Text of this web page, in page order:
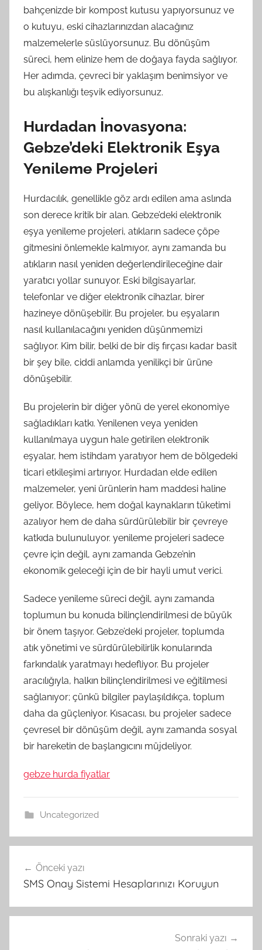
bahçenizde bir kompost kutusu yapıyorsunuz ve
o kutuyu, eski cihazlarınızdan alacağınız
malzemelerle süslüyorsunuz. Bu dönüşüm
süreci, hem elinize hem de doğaya fayda sağlıyor.
Her adımda, çevreci bir yaklaşım benimsiyor ve
bu alışkanlığı teşvik ediyorsunuz.
Hurdadan İnovasyona:
Gebze’deki Elektronik Eşya
Yenileme Projeleri
Hurdacılık, genellikle göz ardı edilen ama aslında
son derece kritik bir alan. Gebze’deki elektronik
eşya yenileme projeleri, atıkların sadece çöpe
gitmesini önlemekle kalmıyor, aynı zamanda bu
atıkların nasıl yeniden değerlendirileceğine dair
yaratıcı yollar sunuyor. Eski bilgisayarlar,
telefonlar ve diğer elektronik cihazlar, birer
hazineye dönüşebilir. Bu projeler, bu eşyaların
nasıl kullanılacağını yeniden düşünmemizi
sağlıyor. Kim bilir, belki de bir diş fırçası kadar basit
bir şey bile, ciddi anlamda yenilikçi bir ürüne
dönüşebilir.
Bu projelerin bir diğer yönü de yerel ekonomiye
sağladıkları katkı. Yenilenen veya yeniden
kullanılmaya uygun hale getirilen elektronik
eşyalar, hem istihdam yaratıyor hem de bölgedeki
ticari etkileşimi artırıyor. Hurdadan elde edilen
malzemeler, yeni ürünlerin ham maddesi haline
geliyor. Böylece, hem doğal kaynakların tüketimi
azalıyor hem de daha sürdürülebilir bir çevreye
katkıda bulunuluyor. yenileme projeleri sadece
çevre için değil, aynı zamanda Gebze’nin
ekonomik geleceği için de bir hayli umut verici.
Sadece yenileme süreci değil, aynı zamanda
toplumun bu konuda bilinçlendirilmesi de büyük
bir önem taşıyor. Gebze’deki projeler, toplumda
atık yönetimi ve sürdürülebilirlik konularında
farkındalık yaratmayı hedefliyor. Bu projeler
aracılığıyla, halkın bilinçlendirilmesi ve eğitilmesi
sağlanıyor; çünkü bilgiler paylaşıldıkça, toplum
daha da güçleniyor. Kısacası, bu projeler sadece
çevresel bir dönüşüm değil, aynı zamanda sosyal
bir hareketin de başlangıcını müjdeliyor.
gebze hurda fiyatlar
Uncategorized
gezinmesi
Önceki yazı
SMS Onay Sistemi Hesaplarınızı Koruyun
Sonraki yazı